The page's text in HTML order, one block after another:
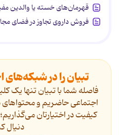
قهرمان‌های خسته یا والدین
فروش داروی تجاوز در فضای
تبیان را در شبکه‌های
فاصله شما با تبیان تنها
اجتماعی حاضریم و محتواهای
کیفیت در اختیارتان
دنیال